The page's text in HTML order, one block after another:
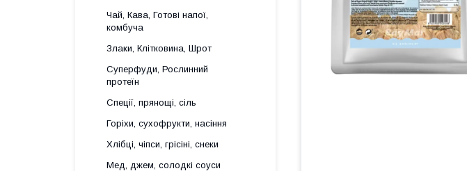
Чай, Кава, Готові напої,
комбуча
Злаки, Клітковина, Шрот
Суперфуди, Рослинний
протеїн
Спеції, прянощі, сіль
Горіхи, сухофрукти, насіння
Хлібці, чіпси, грісіні, снеки
Мед, джем, солодкі соуси